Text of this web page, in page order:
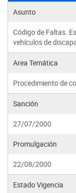
Asunto
Código de Faltas.
vehículos de
Area Temática
Procedimiento de
Sanción
27/07/2000
Promulgación
22/08/2000
Estado Vigencia